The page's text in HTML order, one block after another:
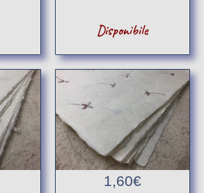
Disponibile
1,60€